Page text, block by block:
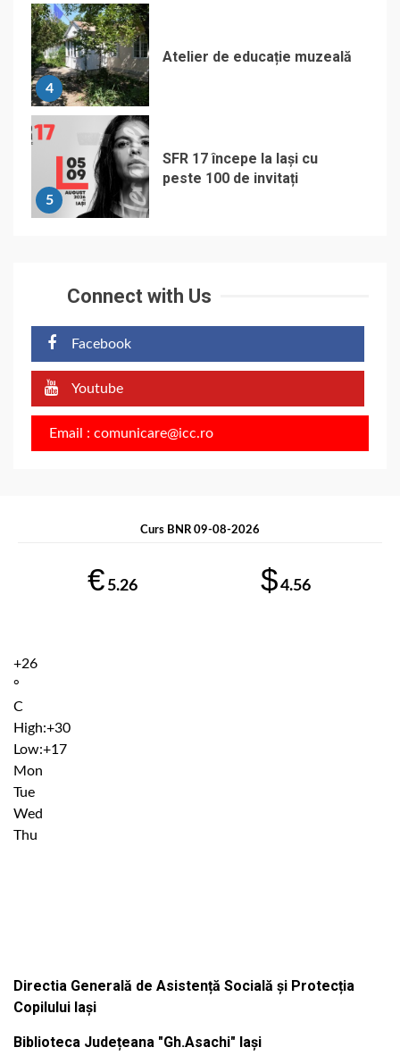
4
Atelier de educație muzeală
5
SFR 17 începe la Iași cu
peste 100 de invitați
Connect with Us
Facebook
Youtube
Email : comunicare@icc.ro
Curs BNR 09-08-2026
€ 5.26 $4.56
+26
°
C
High:+30
Low:+17
Mon
Tue
Wed
Thu
Directia Generală de Asistență Socială și Protecția
Copilului Iași
Biblioteca Județeana "Gh.Asachi" Iași